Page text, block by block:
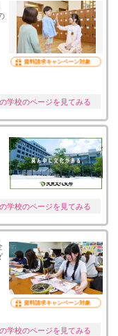
資料請求キャンペーン対象
学校のページを見てみる
学校のページを見てみる
資料請求キャンペーン対象
学校のページを見てみる